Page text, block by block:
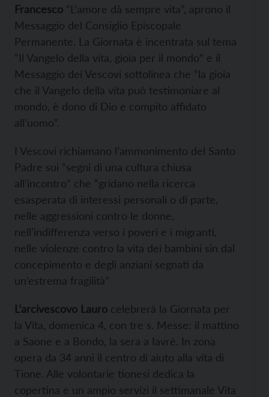
Francesco “L’amore dà sempre vita”, aprono il
Messaggio del Consiglio Episcopale
Permanente. La Giornata è incentrata sul tema
“Il Vangelo della vita, gioia per il mondo” e il
Messaggio dei Vescovi sottolinea che “la gioia
che il Vangelo della vita può testimoniare al
mondo, è dono di Dio e compito affidato
all’uomo”.
I Vescovi richiamano l’ammonimento del Santo
Padre sui “segni di una cultura chiusa
all’incontro” che “gridano nella ricerca
esasperata di interessi personali o di parte,
nelle aggressioni contro le donne,
nell’indifferenza verso i poveri e i migranti,
nelle violenze contro la vita dei bambini sin dal
concepimento e degli anziani segnati da
un’estrema fragilità”
L’arcivescovo Lauro celebrerà la Giornata per
la Vita, domenica 4, con tre s. Messe: il mattino
a Saone e a Bondo, la sera a Iavrè. In zona
opera da 34 anni il centro di aiuto alla vita di
Tione. Alle volontarie tionesi dedica la
copertina e un ampio servizi il settimanale Vita